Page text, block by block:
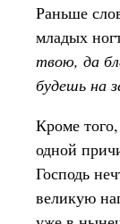
Раньше
младых
твою, да
будешь на
Кроме
одной
Господь
великую